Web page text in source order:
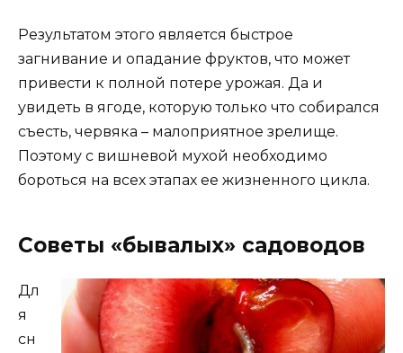
Результатом этого является быстрое
загнивание и опадание фруктов, что может
привести к полной потере урожая. Да и
увидеть в ягоде, которую только что собирался
съесть, червяка – малоприятное зрелище.
Поэтому с вишневой мухой необходимо
бороться на всех этапах ее жизненного цикла.
Советы «бывалых» садоводов
Дл
я
сн